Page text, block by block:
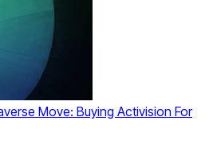
Move: Buying Activision For